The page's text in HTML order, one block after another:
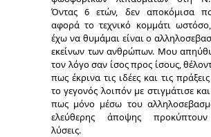
Όντας 6 ετών, δεν αποκόμισα
αφορά το τεχνικό κομμάτι
έχω να θυμάμαι είναι ο
εκείνων των ανθρώπων. Μου
τον λόγο σαν ίσος προς ίσους,
πως έκρινα τις ιδέες και τις
το γεγονός λοιπόν με στιγμάτισε
πως μόνο μέσω του
ελεύθερης άποψης προκύπτουν
λύσεις.